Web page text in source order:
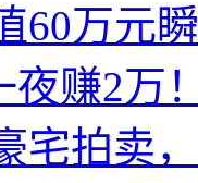
60万元
夜赚2万
宅拍卖